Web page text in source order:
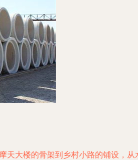
大楼的骨架到乡村小路的铺设，